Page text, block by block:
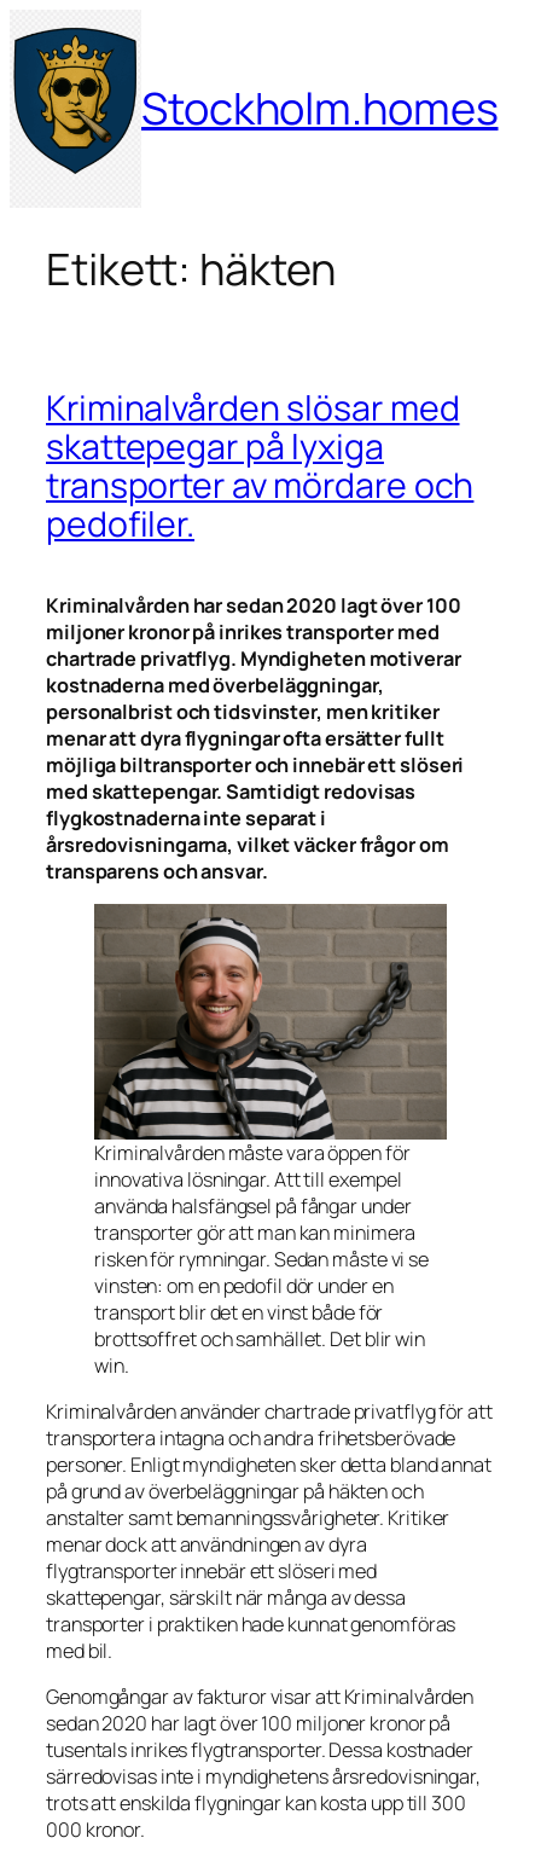
Hoppa
till
innehåll
Stockholm.homes
Etikett: häkten
Kriminalvården slösar med
skattepegar på lyxiga
transporter av mördare och
pedofiler.
Kriminalvården har sedan 2020 lagt över 100
miljoner kronor på inrikes transporter med
chartrade privatflyg. Myndigheten motiverar
kostnaderna med överbeläggningar,
personalbrist och tidsvinster, men kritiker
menar att dyra flygningar ofta ersätter fullt
möjliga biltransporter och innebär ett slöseri
med skattepengar. Samtidigt redovisas
flygkostnaderna inte separat i
årsredovisningarna, vilket väcker frågor om
transparens och ansvar.
Kriminalvården måste vara öppen för
innovativa lösningar. Att till exempel
använda halsfängsel på fångar under
transporter gör att man kan minimera
risken för rymningar. Sedan måste vi se
vinsten: om en pedofil dör under en
transport blir det en vinst både för
brottsoffret och samhället. Det blir win
win.
Kriminalvården använder chartrade privatflyg för att
transportera intagna och andra frihetsberövade
personer. Enligt myndigheten sker detta bland annat
på grund av överbeläggningar på häkten och
anstalter samt bemanningssvårigheter. Kritiker
menar dock att användningen av dyra
flygtransporter innebär ett slöseri med
skattepengar, särskilt när många av dessa
transporter i praktiken hade kunnat genomföras
med bil.
Genomgångar av fakturor visar att Kriminalvården
sedan 2020 har lagt över 100 miljoner kronor på
tusentals inrikes flygtransporter. Dessa kostnader
särredovisas inte i myndighetens årsredovisningar,
trots att enskilda flygningar kan kosta upp till 300
000 kronor.